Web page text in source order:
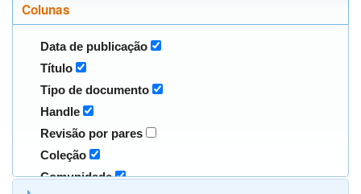
Colunas
Data de publicação
Título
Tipo de documento
Handle
Revisão por pares
Coleção
Comunidade